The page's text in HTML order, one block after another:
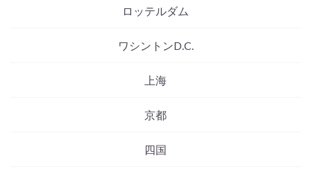
ロッテルダム
ワシントンD.C.
上海
京都
四国